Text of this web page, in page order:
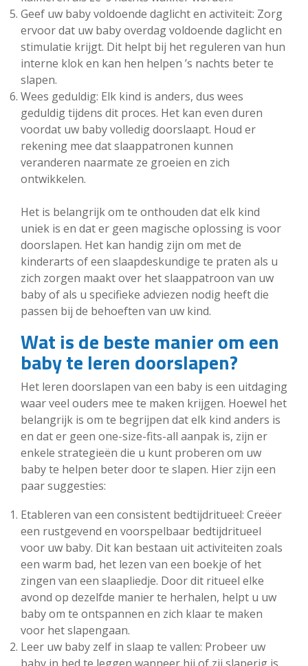
Geef uw baby voldoende daglicht en activiteit: Zorg
ervoor dat uw baby overdag voldoende daglicht en
stimulatie krijgt. Dit helpt bij het reguleren van hun
interne klok en kan hen helpen ’s nachts beter te
slapen.
Wees geduldig: Elk kind is anders, dus wees
geduldig tijdens dit proces. Het kan even duren
voordat uw baby volledig doorslaapt. Houd er
rekening mee dat slaappatronen kunnen
veranderen naarmate ze groeien en zich
ontwikkelen.
Het is belangrijk om te onthouden dat elk kind
uniek is en dat er geen magische oplossing is voor
doorslapen. Het kan handig zijn om met de
kinderarts of een slaapdeskundige te praten als u
zich zorgen maakt over het slaappatroon van uw
baby of als u specifieke adviezen nodig heeft die
passen bij de behoeften van uw kind.
Wat is de beste manier om een
baby te leren doorslapen?
Het leren doorslapen van een baby is een uitdaging
waar veel ouders mee te maken krijgen. Hoewel het
belangrijk is om te begrijpen dat elk kind anders is
en dat er geen one-size-fits-all aanpak is, zijn er
enkele strategieën die u kunt proberen om uw
baby te helpen beter door te slapen. Hier zijn een
paar suggesties:
Etableren van een consistent bedtijdritueel: Creëer
een rustgevend en voorspelbaar bedtijdritueel
voor uw baby. Dit kan bestaan uit activiteiten zoals
een warm bad, het lezen van een boekje of het
zingen van een slaapliedje. Door dit ritueel elke
avond op dezelfde manier te herhalen, helpt u uw
baby om te ontspannen en zich klaar te maken
voor het slapengaan.
Leer uw baby zelf in slaap te vallen: Probeer uw